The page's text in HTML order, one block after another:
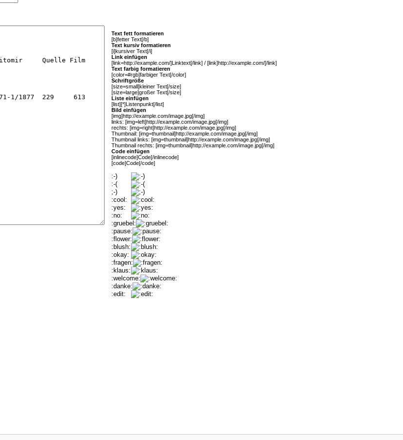
Text fett formatieren
[b]fetter Text[/b]
Text kursiv formatieren
[i]kursiver Text[/i]
Link einfügen
[link=http://example.com/]Linktext[/link] / [link]http://example.com/[/link]
Text farbig formatieren
[color=#rgb]farbiger Text[/color]
Schriftgröße
[size=small]kleiner Text[/size]
[size=large]großer Text[/size]
Liste einfügen
[list][*]Listenpunkt[/list]
Bild einfügen
[img]http://example.com/image.jpg[/img]
links: [img=left]http://example.com/image.jpg[/img]
rechts: [img=right]http://example.com/image.jpg[/img]
Thumbnail: [img=thumbnail]http://example.com/image.jpg[/img]
Thumbnail links: [img=thumbnail]http://example.com/image.jpg[/img]
Thumbnail rechts: [img=thumbnail]http://example.com/image.jpg[/img]
Code einfügen
[inlinecode]Code[/inlinecode]
[code]Code[/code]
:-)
:-(
;-)
:cool:
:yes:
:no:
:gruebel:
:pause:
:flower:
:blush:
:okay:
:fragen:
:klaus:
:welcome:
:danke:
:edit: